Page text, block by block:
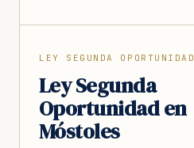
LEY SEGUNDA OPORTUNIDAD
Ley Segunda
Oportunidad en
Móstoles